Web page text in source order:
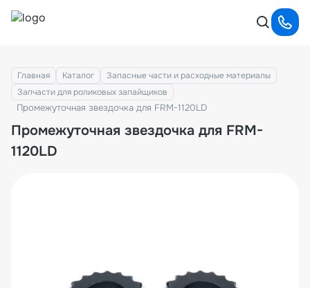
Главная Каталог
Запасные части и расходные материалы
Запчасти для роликовых запайщиков
Промежуточная звездочка для FRM-1120LD
Промежуточная звездочка для FRM-
1120LD